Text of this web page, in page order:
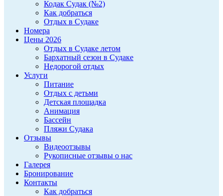
Кодак Судак (№2)
Как добраться
Отдых в Судаке
Номера
Цены 2026
Отдых в Судаке летом
Бархатный сезон в Судаке
Недорогой отдых
Услуги
Питание
Отдых с детьми
Детская площадка
Анимация
Бассейн
Пляжи Судака
Отзывы
Видеоотзывы
Рукописные отзывы о нас
Галерея
Бронирование
Контакты
Как добраться